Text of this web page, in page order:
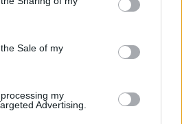
Sale of my
my
Advertising.
fejezete
új keletű, hanem egy
a hosszú évekre
szembenállásnak
évtizedben meghatározó